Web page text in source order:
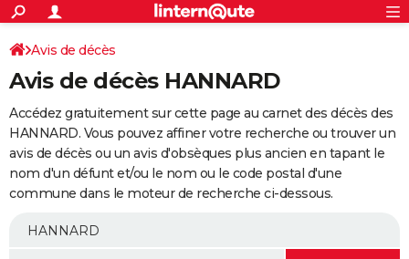
ACTUALITÉS
Politique
Société
Faits Divers
Education
Monde
Villes
+
SPORT
Coupe du monde 2026
Football
Tennis
Cyclisme
Rugby
Forum
Programme TV
TNT
Streaming
Cinéma
Sorties cinéma
Musique
+
FINANCE
Retraite
Epargne
Immobilier
Risques naturels par ville
Banque
Assurance
AUTO
Essais
Réserver un essai
Citadines
Berlines
SUV
Forum auto
+
Mobiles
Meilleur smartphone
Internet
Ordinateurs
Jeux vidéo
Guide high-tech
Avis de décès
Avis de décès HANNARD
Accédez gratuitement sur cette page au carnet des décès des
HANNARD. Vous pouvez affiner votre recherche ou trouver un
avis de décès ou un avis d'obsèques plus ancien en tapant le
nom d'un défunt et/ou le nom ou le code postal d'une
commune dans le moteur de recherche ci-dessous.